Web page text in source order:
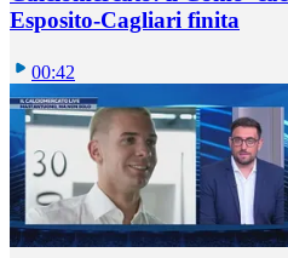
Esposito-Cagliari finita
00:42